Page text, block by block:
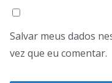
Salvar meus dados
vez que eu comentar.